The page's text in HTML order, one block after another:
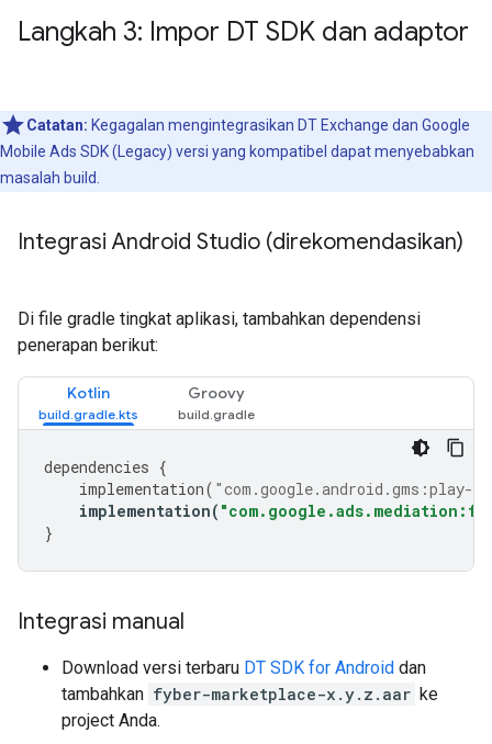
Langkah 3: Impor DT SDK dan adaptor
Catatan: Kegagalan mengintegrasikan DT Exchange dan Google
Mobile Ads SDK (Legacy) versi yang kompatibel dapat menyebabkan
masalah build.
Integrasi Android Studio (direkomendasikan)
Di file gradle tingkat aplikasi, tambahkan dependensi
penerapan berikut:
Kotlin Groovy
dependencies {
implementation( "com.google.android.gms:play-
implementation(
}
Integrasi manual
Download versi terbaru DT SDK for Android dan
tambahkan fyber-marketplace-x.y.z.aar ke
project Anda.